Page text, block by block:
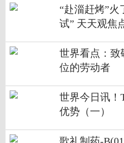
“赴淄赶烤”火
试” 天天观焦
世界看点：致
位的劳动者
世界今日讯！
优势（一）